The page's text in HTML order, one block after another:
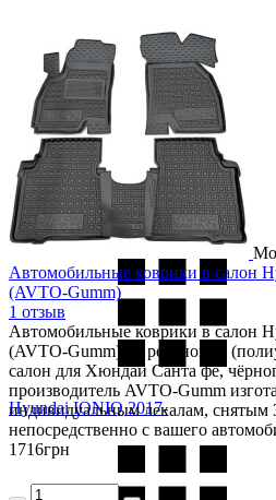
Hyundai Grandeur 2011-
Hyundai H1 2007-
Hyundai IONIQ 2017-
Автомобильные коврики в салон
(AVTO-Gumm)
1 отзыв
Автомобильные коврики в салон
(AVTO-Gumm) — резиновые
салон для Хюндай Санта фе,
производитель AVTO-Gumm
индивидуальным лекалам, снятым
непосредственно с вашего
1716грн